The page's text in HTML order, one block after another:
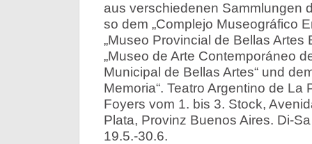
aus verschiedenen Sammlungen
so dem „Complejo Museográfico
„Museo Provincial de Bellas Artes
„Museo de Arte Contemporáneo
Municipal de Bellas Artes“ und
Memoria“. Teatro Argentino de La
Foyers vom 1. bis 3. Stock,
Plata, Provinz Buenos Aires. Di-
19.5.-30.6.